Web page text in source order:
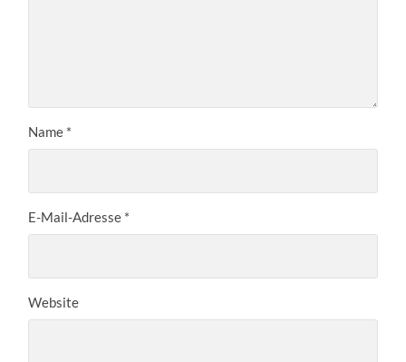
Name *
E-Mail-Adresse *
Website